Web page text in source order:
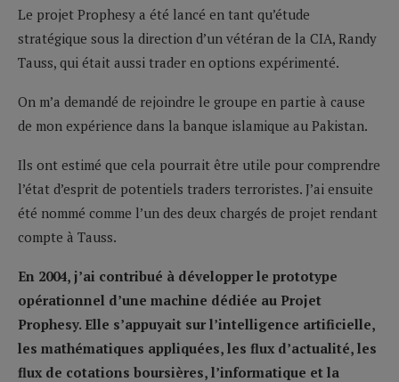
Le projet Prophesy a été lancé en tant qu’étude
stratégique sous la direction d’un vétéran de la CIA, Randy
Tauss, qui était aussi trader en options expérimenté.
On m’a demandé de rejoindre le groupe en partie à cause
de mon expérience dans la banque islamique au Pakistan.
Ils ont estimé que cela pourrait être utile pour comprendre
l’état d’esprit de potentiels traders terroristes. J’ai ensuite
été nommé comme l’un des deux chargés de projet rendant
compte à Tauss.
En 2004, j’ai contribué à développer le prototype
opérationnel d’une machine dédiée au Projet
Prophesy. Elle s’appuyait sur l’intelligence artificielle,
les mathématiques appliquées, les flux d’actualité, les
flux de cotations boursières, l’informatique et la